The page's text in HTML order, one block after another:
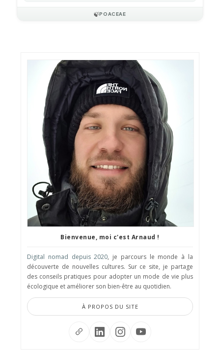
🍃POACEAE
Bienvenue, moi c'est Arnaud !
Digital nomad depuis 2020, je parcours le monde à la
découverte de nouvelles cultures. Sur ce site, je partage
des conseils pratiques pour adopter un mode de vie plus
écologique et améliorer son bien-être au quotidien.
À PROPOS DU SITE